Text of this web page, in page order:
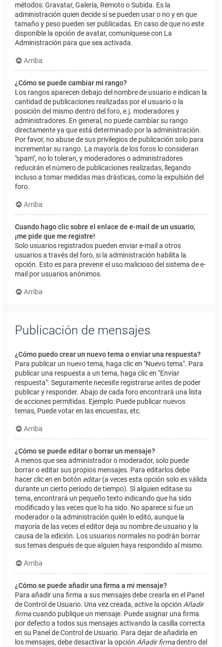
métodos: Gravatar, Galería, Remoto o Subida. Es la
administración quien decide si se pueden usar o no y en que
tamaño y peso pueden ser publicadas. En caso de que no este
disponible la opción de avatar, comuníquese con La
Administración para que sea activada.
Arriba
¿Cómo se puede cambiar mi rango?
Los rangos aparecen debajo del nombre de usuario e indican la
cantidad de publicaciones realizadas por el usuario o la
posición del mismo dentro del foro, e.j. moderadores y
administradores. En general, no puede cambiar su rango
directamente ya que está determinado por la administración.
Por favor, no abuse de sus privilegios de publicación solo para
incrementar su rango. La mayoría de los foros lo consideran
"spam", no lo toleran, y moderadores o administradores
reducirán el número de publicaciones realizadas, llegando
incluso a tomar medidas mas drásticas, como la expulsión del
foro.
Arriba
Cuando hago clic sobre el enlace de e-mail de un usuario,
¡me pide que me registre!
Solo usuarios registrados pueden enviar e-mail a otros
usuarios a través del foro, si la administración habilita la
opción. Esto es para prevenir el uso malicioso del sistema de e-
mail por usuarios anónimos.
Arriba
Publicación de mensajes
¿Cómo puedo crear un nuevo tema o enviar una respuesta?
Para publicar un nuevo tema, haga clic en "Nuevo tema". Para
publicar una respuesta a un tema, haga clic en "Enviar
respuesta". Seguramente necesite registrarse antes de poder
publicar y responder. Abajo de cada foro encontrará una lista
de acciones permitidas. Ejemplo: Puede publicar nuevos
temas, Puede votar en las encuestas, etc.
Arriba
¿Cómo se puede editar o borrar un mensaje?
A menos que sea administrador o moderador, solo puede
borrar o editar sus propios mensajes. Para editarlos debe
hacer clic en en botón editar(a veces esta opción solo es válida
durante un cierto periodo de tiempo). Si alguien editase su
tema, encontrará un pequeño texto indicando que ha sido
modificado y las veces que lo ha sido. No aparece si fue un
moderador o la administración quién lo editó, aunque la
mayoría de las veces el editor deja su nombre de usuario y la
causa de la edición. Los usuarios normales no podrán borrar
sus temas después de que alguien haya respondido al mismo.
Arriba
¿Cómo se puede añadir una firma a mi mensaje?
Para añadir una firma a sus mensajes debe crearla en el Panel
de Control de Usuario. Una vez creada, active la opción Añadir
firmacuando publique un mensaje. Puede asignar una firma
por defecto a todos sus mensajes activando la casilla correcta
en su Panel de Control de Usuario. Para dejar de añadirla en
los mensajes, debe desactivar la opción Añadir firmadentro del